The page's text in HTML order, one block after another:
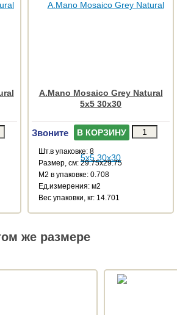
A.Mano Mosaico Grey Natural
5x5 30x30
Звоните В КОРЗИНУ
Шт.в упаковке: 8
Размер, см: 29.75x29.75
М2 в упаковке: 0.708
Ед.измерения: м2
Веc упаковки, кг: 14.701
же размере